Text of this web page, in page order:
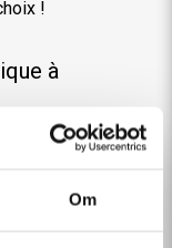
Om
!
à
à suspension
grâce à leurs